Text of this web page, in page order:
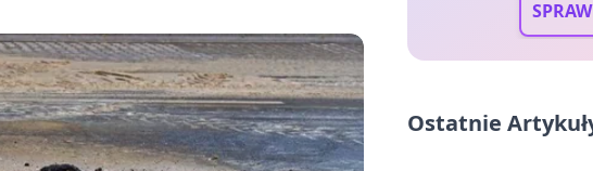
Ostatnie